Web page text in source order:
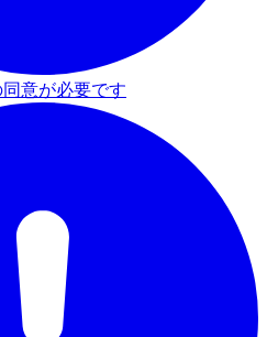
意が必要です